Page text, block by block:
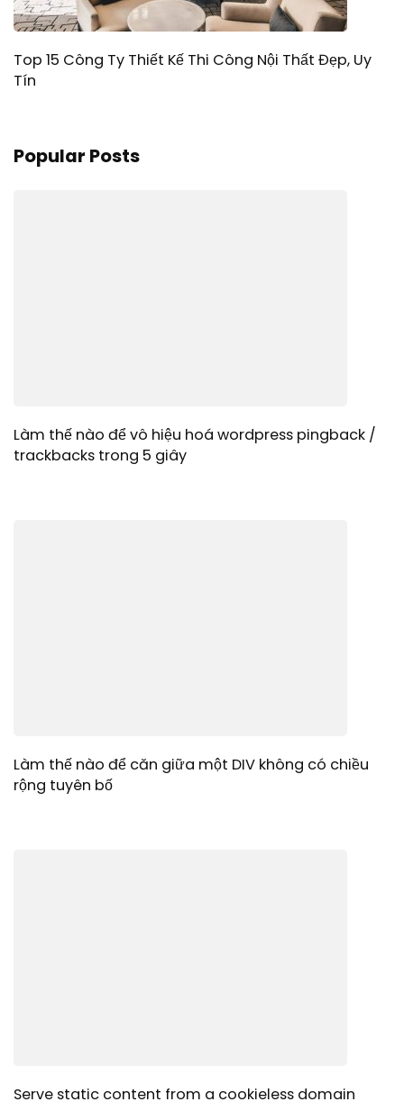
Top 15 Công Ty Thiết Kế Thi Công Nội Thất Đẹp, Uy
Tín
Popular Posts
Làm thế nào để vô hiệu hoá wordpress pingback /
trackbacks trong 5 giây
Làm thế nào để căn giữa một DIV không có chiều
rộng tuyên bố
Serve static content from a cookieless domain